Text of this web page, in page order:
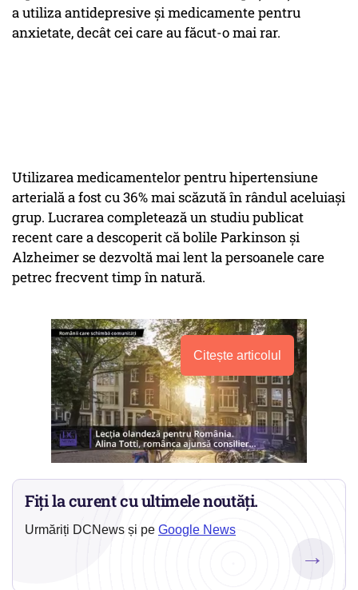
a utiliza antidepresive și medicamente pentru
anxietate, decât cei care au făcut-o mai rar.
Utilizarea medicamentelor pentru hipertensiune
arterială a fost cu 36% mai scăzută în rândul aceluiași
grup. Lucrarea completează un studiu publicat
recent care a descoperit că bolile Parkinson și
Alzheimer se dezvoltă mai lent la persoanele care
petrec frecvent timp în natură.
Citește articolul
Fiți la curent cu ultimele noutăți.
Urmăriți DCNews și pe Google News
→